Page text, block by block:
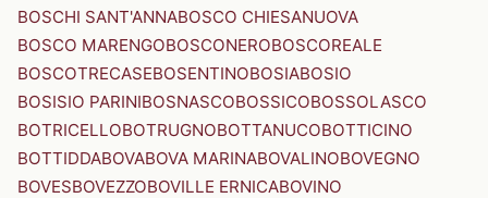
BOSCHI SANT'ANNABOSCO CHIESANUOVA
BOSCO MARENGOBOSCONEROBOSCOREALE
BOSCOTRECASEBOSENTINOBOSIABOSIO
BOSISIO PARINIBOSNASCOBOSSICOBOSSOLASCO
BOTRICELLOBOTRUGNOBOTTANUCOBOTTICINO
BOTTIDDABOVABOVA MARINABOVALINOBOVEGNO
BOVESBOVEZZOBOVILLE ERNICABOVINO